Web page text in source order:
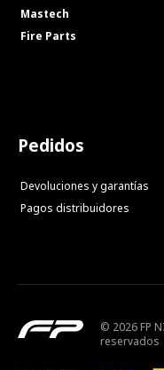
Mastech
Fire Parts
Pedidos
Devoluciones y garantías
Pagos distribuidores
© 2026 FP
reservados